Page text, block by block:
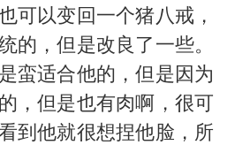
可以变回一个猪八戒，
的，但是改良了一些。
蛮适合他的，但是因为
，但是也有肉啊，很可
到他就很想捏他脸，所